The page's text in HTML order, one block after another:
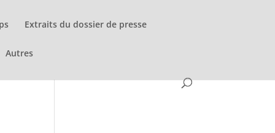
Extraits du dossier de presse
Autres